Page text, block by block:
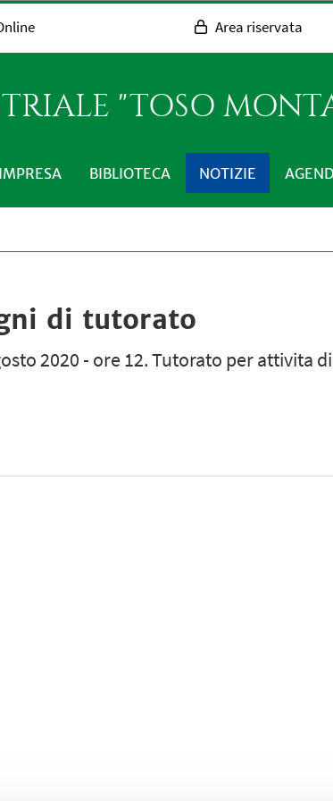
Area riservata
"TOSO
BIBLIOTECA NOTIZIE
di tutorato
2020 - ore 12. Tutorato per attivita